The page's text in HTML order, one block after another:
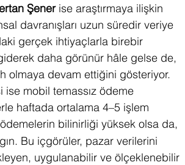
Şener ise araştırmaya ilişkin
davranışları uzun süredir veriye
gerçek ihtiyaçlarla birebir
daha görünür hâle gelse de,
olmaya devam ettiğini gösteriyor.
ise mobil temassız ödeme
haftada ortalama 4–5 işlem
bilinirliği yüksek olsa da,
Bu içgörüler, pazar verilerini
uygulanabilir ve ölçeklenebilir